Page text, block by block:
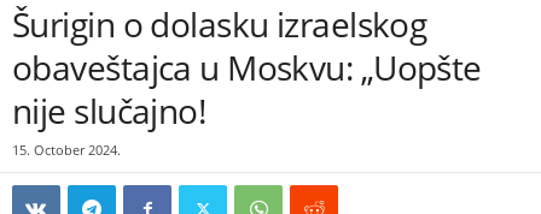
Šurigin o dolasku izraelskog
obaveštajca u Moskvu: „Uopšte
nije slučajno!
15. October 2024.